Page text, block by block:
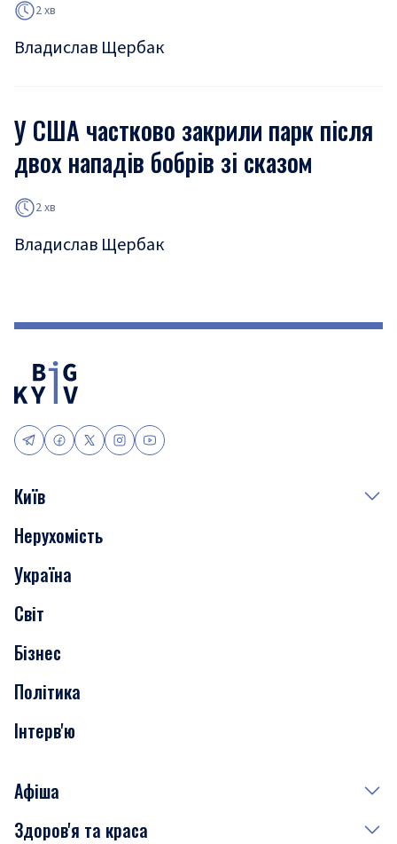
2 хв
Владислав Щербак
У США частково закрили парк після
двох нападів бобрів зі сказом
2 хв
Владислав Щербак
Київ
Події
Скандали
Нерухомість
Транспорт
Нерухомість
Україна
Світ
Бізнес
Політика
Інтерв'ю
Афіша
Здоров'я та краса